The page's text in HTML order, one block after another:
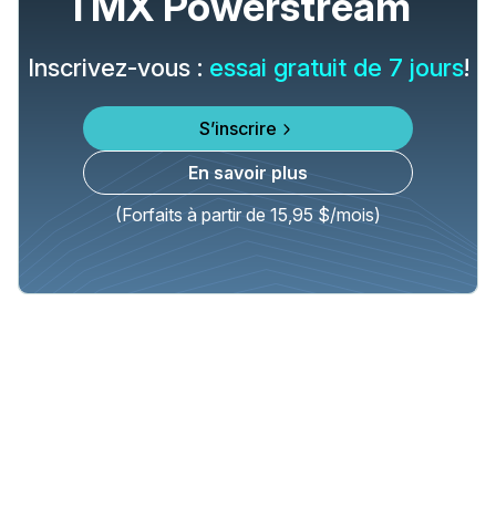
Inscrivez-vous : essai gratuit de 7 jours!
S’inscrire
En savoir plus
(Forfaits à partir de 15,95 $/mois)